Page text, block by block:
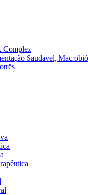
Complex
Saudável,